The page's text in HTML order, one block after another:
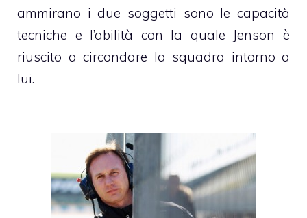
ammirano i due soggetti sono le capacità
tecniche e l’abilità con la quale Jenson è
riuscito a circondare la squadra intorno a
lui.